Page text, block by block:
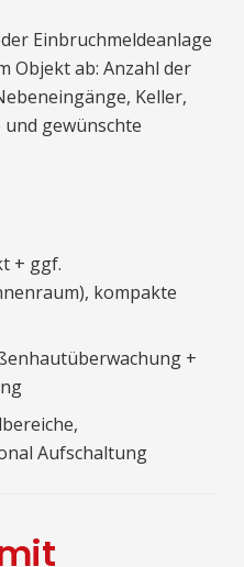
Einbruchmeldeanlage
Objekt ab: Anzahl der
Keller,
gewünschte
+ ggf.
kompakte
+
Aufschaltung